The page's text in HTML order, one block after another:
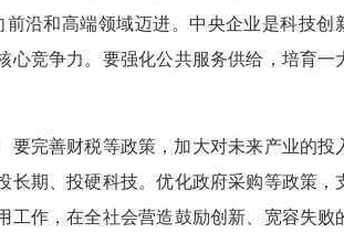
沿和高端领域迈进。中央企业是科技创
心竞争力。要强化公共服务供给，培育一
完善财税等政策，加大对未来产业的投
期、投硬科技。优化政府采购等政策，
工作，在全社会营造鼓励创新、宽容失败